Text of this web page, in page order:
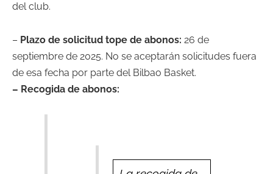
del club.
– Plazo de solicitud tope de abonos: 26 de
septiembre de 2025. No se aceptarán solicitudes fuera
de esa fecha por parte del Bilbao Basket.
– Recogida de abonos: